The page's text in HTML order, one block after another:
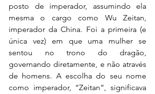
posto de imperador, assumindo ela
mesma o cargo como Wu Zeitan,
imperador da China. Foi a primeira (e
única vez) em que uma mulher se
sentou no trono do dragão,
governando diretamente, e não através
de homens. A escolha do seu nome
como imperador, “Zeitan”, significava